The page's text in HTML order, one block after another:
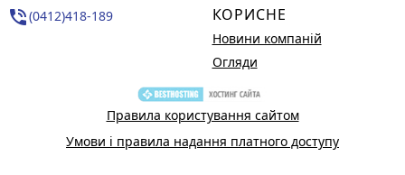
phone_in_talk(0412)418-189 КОРИСНЕ
Новини компаній
Огляди
Правила користування сайтом
Умови і правила надання платного доступу